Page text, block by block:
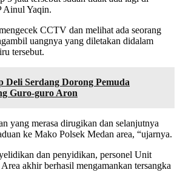
Ainul Yaqin.
CCTV dan melihat ada seorang
uangnya yang diletakan didalam
tersebut.
Deli Serdang Dorong Pemuda
Guro-guro Aron
yang merasa dirugikan dan selanjutnya
ke Mako Polsek Medan area, “ujarnya.
dan penyidikan, personel Unit
akhir berhasil mengamankan tersangka